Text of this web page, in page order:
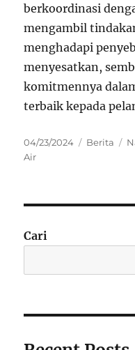
berkoordinasi
mengambil
menghadapi
menyesatkan,
komitmennya
terbaik kepada
Posted
on
04/23/2024 Categories
Berita
Air
Cari